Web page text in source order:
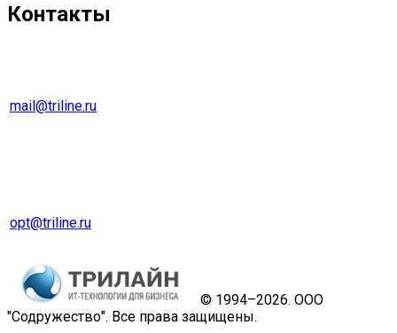
Контакты
mail@triline.ru
opt@triline.ru
© 1994–2026. ООО
"Содружество". Все права защищены.